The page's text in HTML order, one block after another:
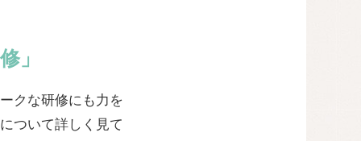
」
クな研修にも力を
ついて詳しく見て